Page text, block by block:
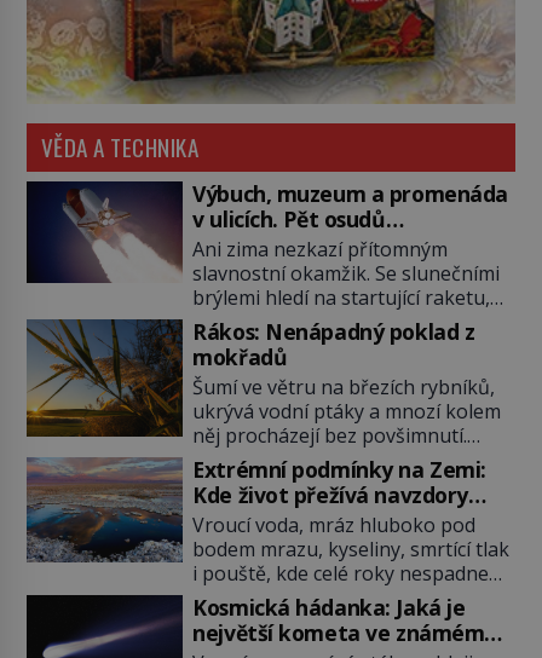
VĚDA A TECHNIKA
Výbuch, muzeum a promenáda
v ulicích. Pět osudů
nejslavnějších raketoplánů
Ani zima nezkazí přítomným
slavnostní okamžik. Se slunečními
brýlemi hledí na startující raketu,
která má do vesmíru vynést kromě
posádky také obyčejnou učitelku.
Po několika sekundách všem
ztuhnou úsměvy, stroj totiž
exploduje. Jejich konstrukce není
z levného kraje, daňové poplatníky
stojí miliardy dolarů. Na druhou
stranu zvládnou jen představitelné
věci. Na malé kousky Název:
Columbia První […]
Rákos: Nenápadný poklad z
mokřadů
Šumí ve větru na březích rybníků,
ukrývá vodní ptáky a mnozí kolem
něj procházejí bez povšimnutí.
Přesto právě rákos pomáhal stavět
domy, vyrábět lodě, zapisovat první
texty a inspiroval řadu pověstí.
Tato skromná, ale užitečná
rostlina provází člověka už tisíce
let. Většina lidí vnímá rákos jen jako
obyčejnou kulisu letního koupání.
Stačí se však podívat […]
Extrémní podmínky na Zemi:
Kde život přežívá navzdory
všemu
Vroucí voda, mráz hluboko pod
bodem mrazu, kyseliny, smrtící tlak
i pouště, kde celé roky nespadne
jediná kapka deště. Na první
pohled místa, kde nemůže
existovat vůbec nic. Přesto právě
Kosmická hádanka: Jaká je
největší kometa ve známém